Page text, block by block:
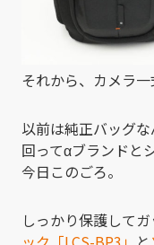
それから、カメラ
以前は純正バッグ
回ってαブランドと
今日このごろ。
しっかり保護して